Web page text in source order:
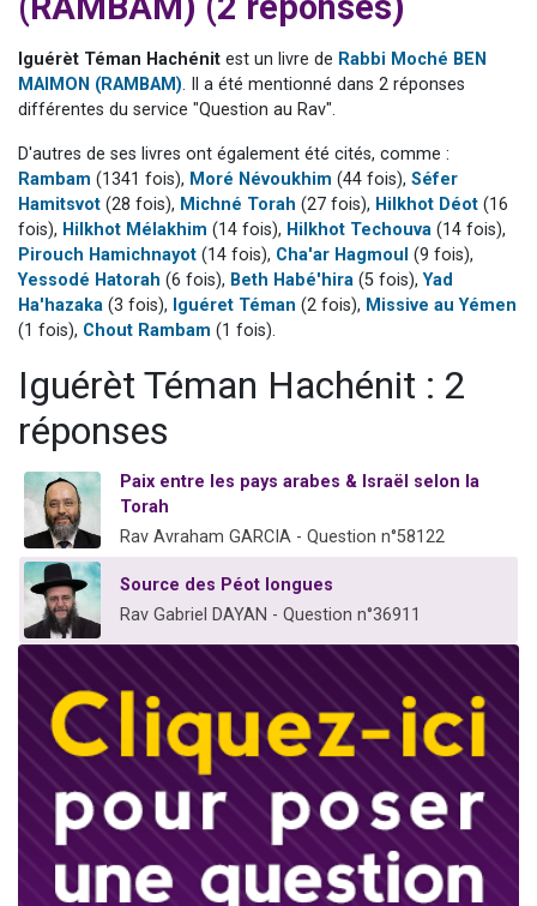
4 personnes viennent de nous rejoindre sur WhatsApp
Il reste 49 places pour étudier en groupe sur Zoom
Eli vient de donner son Maasser
Iguérèt Téman Hachénit est un livre de Rabbi Moché BEN
MAIMON (RAMBAM). Il a été mentionné dans 2 réponses
différentes du service "Question au Rav".
D'autres de ses livres ont également été cités, comme :
Rambam (1341 fois), Moré Névoukhim (44 fois), Séfer
Hamitsvot (28 fois), Michné Torah (27 fois), Hilkhot Déot (16
fois), Hilkhot Mélakhim (14 fois), Hilkhot Techouva (14 fois),
Pirouch Hamichnayot (14 fois), Cha'ar Hagmoul (9 fois),
Yessodé Hatorah (6 fois), Beth Habé'hira (5 fois), Yad
Ha'hazaka (3 fois), Iguéret Téman (2 fois), Missive au Yémen
(1 fois), Chout Rambam (1 fois).
Iguérèt Téman Hachénit : 2
réponses
Paix entre les pays arabes & Israël selon la
Torah
Rav Avraham GARCIA - Question n°58122
Source des Péot longues
Rav Gabriel DAYAN - Question n°36911